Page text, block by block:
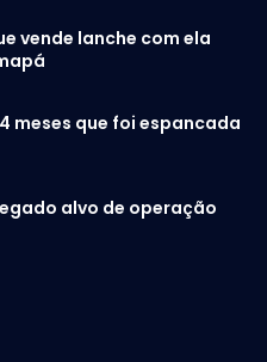
vende lanche com ela
meses que foi espancada
alvo de operação